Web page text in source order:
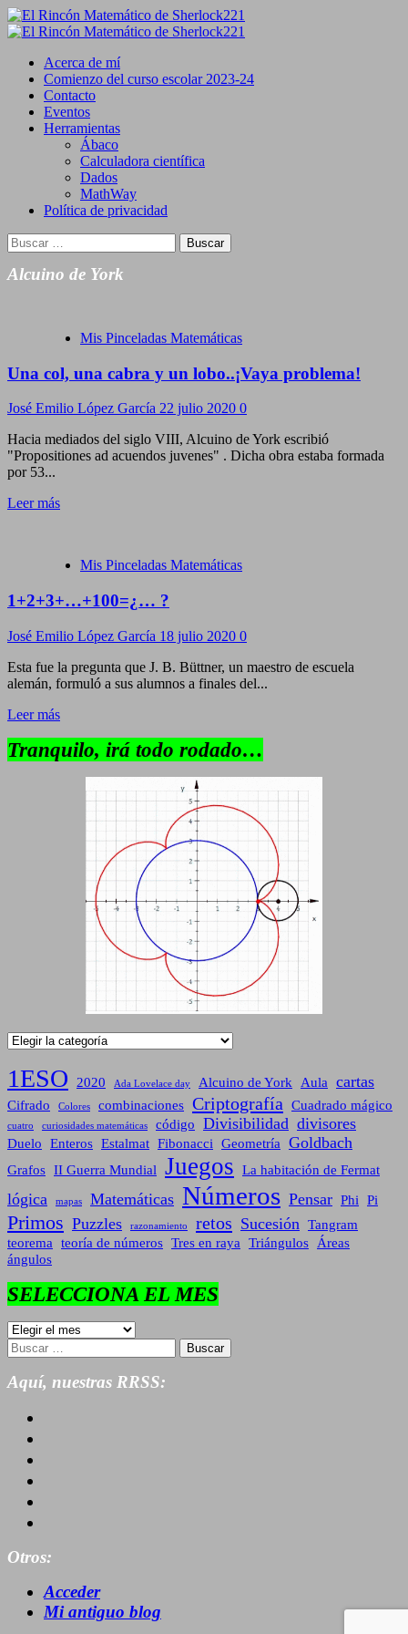
Saltar
al
Primary
Acerca de mí
Comienzo del curso escolar 2023-24
Contacto
Eventos
Herramientas
Ábaco
Calculadora científica
Dados
MathWay
Política de privacidad
Buscar:
Alcuino de York
Mis Pinceladas Matemáticas
Una col, una cabra y un lobo..¡Vaya problema!
José Emilio López García 22 julio 2020 0
Hacia mediados del siglo VIII, Alcuino de York escribió
"Propositiones ad acuendos juvenes" . Dicha obra estaba formada
por 53...
Leer más
Mis Pinceladas Matemáticas
1+2+3+…+100=¿… ?
José Emilio López García 18 julio 2020 0
Esta fue la pregunta que J. B. Büttner, un maestro de escuela
alemán, formuló a sus alumnos a finales del...
Leer más
Tranquilo, irá todo rodado…
Categorías
1ESO 2020 Ada Lovelace day Alcuino de York Aula cartas
Cifrado Colores combinaciones Criptografía Cuadrado mágico
cuatro curiosidades matemáticas código Divisibilidad divisores
Duelo Enteros Estalmat Fibonacci Geometría Goldbach
Grafos II Guerra Mundial Juegos La habitación de Fermat
lógica mapas Matemáticas Números Pensar Phi Pi
Primos Puzzles razonamiento retos Sucesión
Tangram
teorema
teoría de números Tres en raya Triángulos
Áreas
ángulos
SELECCIONA EL MES
SELECCIONA
EL
MES
Buscar:
Aquí, nuestras RRSS:
Otros:
Acceder
Mi antiguo blog